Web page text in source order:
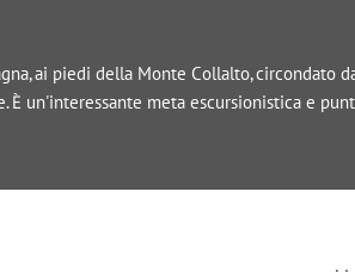
ai piedi della Monte Collalto, circondato
È un'interessante meta escursionistica e